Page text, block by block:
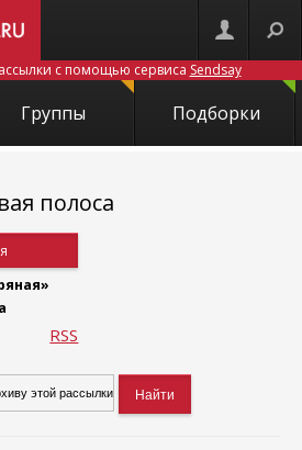
с помощью сервиса Sendsay
Группы Подборки
полоса
RSS